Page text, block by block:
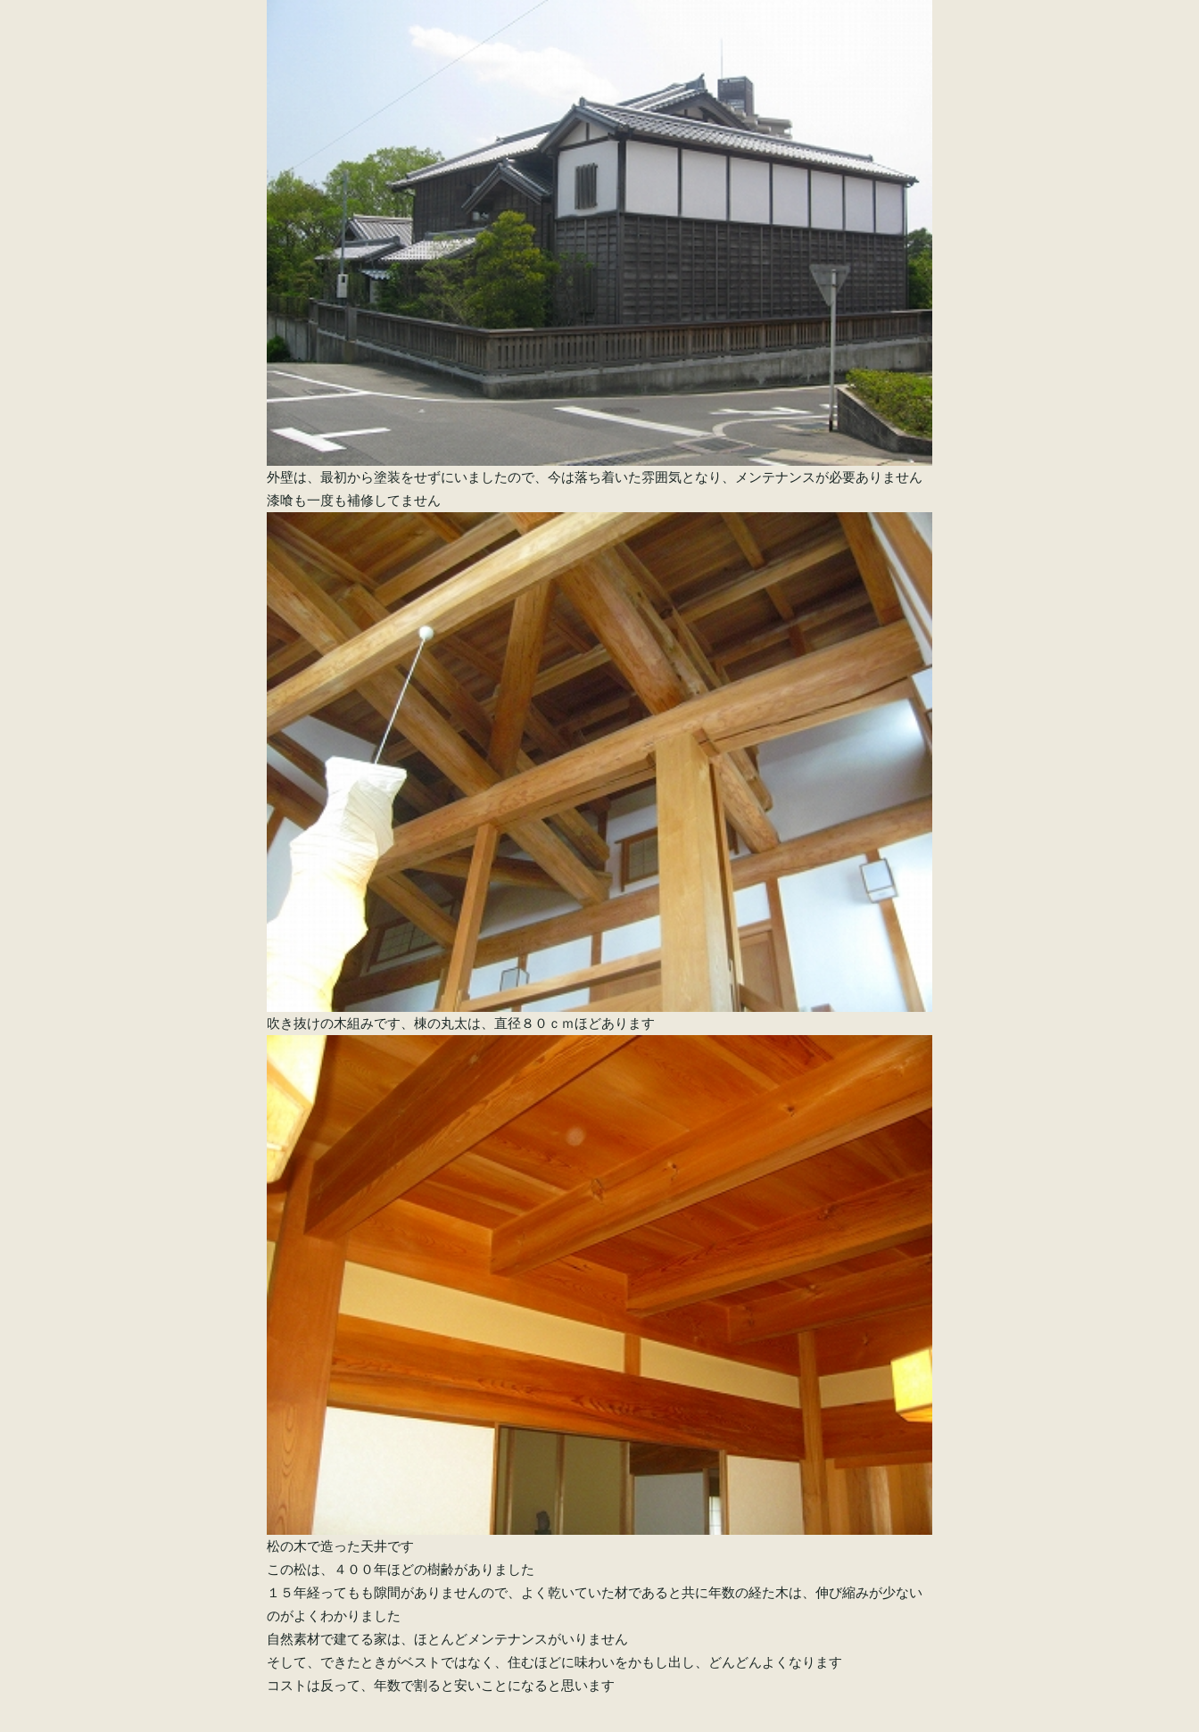
外壁は、最初から塗装をせずにいましたので、今は落ち着いた雰囲気となり、メンテナンスが必要ありません
漆喰も一度も補修してません
吹き抜けの木組みです、棟の丸太は、直径８０ｃｍほどあります
松の木で造った天井です
この松は、４００年ほどの樹齢がありました
１５年経ってもも隙間がありませんので、よく乾いていた材であると共に年数の経た木は、伸び縮みが少ない
のがよくわかりました
自然素材で建てる家は、ほとんどメンテナンスがいりません
そして、できたときがベストではなく、住むほどに味わいをかもし出し、どんどんよくなります
コストは反って、年数で割ると安いことになると思います